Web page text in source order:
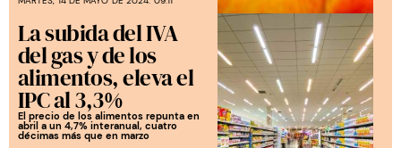
La subida del IVA
del gas y de los
alimentos, eleva el
IPC al 3,3%
El precio de los alimentos repunta en
abril a un 4,7% interanual, cuatro
décimas más que en marzo